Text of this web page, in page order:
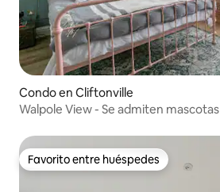
Condo en Cliftonville
Walpole View - Se admiten mascotas
Favorito entre huéspedes
Favorito entre huéspedes